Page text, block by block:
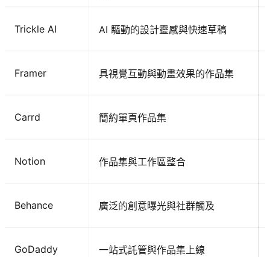
Trickle AI AI 驅動的設計靈感與快速草稿
Framer 具視覺互動與動畫效果的作品集
Carrd 簡約單頁作品集
Notion 作品集與工作區整合
Behance 廣泛的創意曝光與社群觸及
GoDaddy 一站式託管與作品集上線